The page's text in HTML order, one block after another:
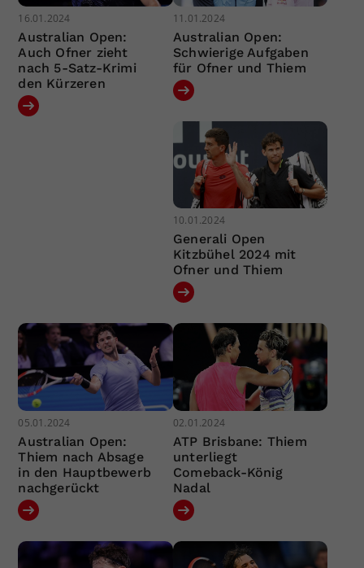
16.01.2024
Australian Open:
Auch Ofner zieht
nach 5-Satz-Krimi
den Kürzeren
11.01.2024
Australian Open:
Schwierige Aufgaben
für Ofner und Thiem
10.01.2024
Generali Open
Kitzbühel 2024 mit
Ofner und Thiem
05.01.2024
Australian Open:
Thiem nach Absage
in den Hauptbewerb
nachgerückt
02.01.2024
ATP Brisbane: Thiem
unterliegt
Comeback-König
Nadal